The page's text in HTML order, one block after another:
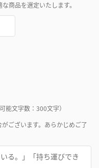
商品を選定いたします。
可能文字数：300文字）
ございます。あらかじめご了